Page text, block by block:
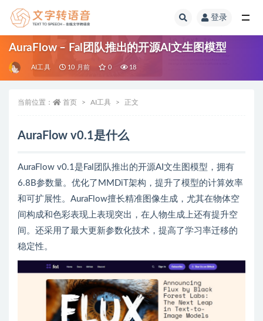
登录
AuraFlow – Fal团队推出的开源AI文生图模型
AI工具 10 月前 0 18
当前位置： 首页 AI工具 正文
AuraFlow v0.1是什么
AuraFlow v0.1是Fal团队推出的开源AI文生图模型，拥有
6.8B参数量。优化了MMDiT架构，提升了模型的计算效率
和可扩展性。AuraFlow擅长精准图像生成，尤其在物体空
间构成和色彩表现上表现突出，在人物生成上还有提升空
间。还采用了最大更新参数化技术，提高了学习率迁移的
稳定性。